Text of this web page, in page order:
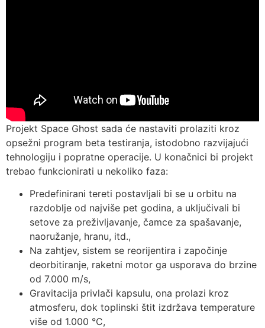
Projekt Space Ghost sada će nastaviti prolaziti kroz
opsežni program beta testiranja, istodobno razvijajući
tehnologiju i popratne operacije. U konačnici bi projekt
trebao funkcionirati u nekoliko faza:
Predefinirani tereti postavljali bi se u orbitu na
razdoblje od najviše pet godina, a uključivali bi
setove za preživljavanje, čamce za spašavanje,
naoružanje, hranu, itd.,
Na zahtjev, sistem se reorijentira i započinje
deorbitiranje, raketni motor ga usporava do brzine
od 7.000 m/s,
Gravitacija privlači kapsulu, ona prolazi kroz
atmosferu, dok toplinski štit izdržava temperature
više od 1.000 °C,